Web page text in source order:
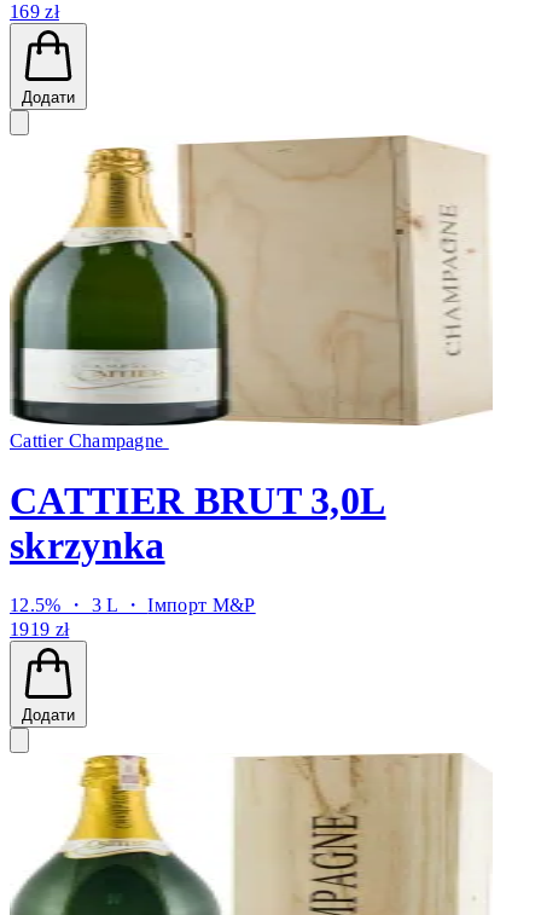
169 zł
Додати
Cattier Champagne
CATTIER BRUT 3,0L
skrzynka
12.5% ・ 3 L ・Імпорт M&P
1919 zł
Додати